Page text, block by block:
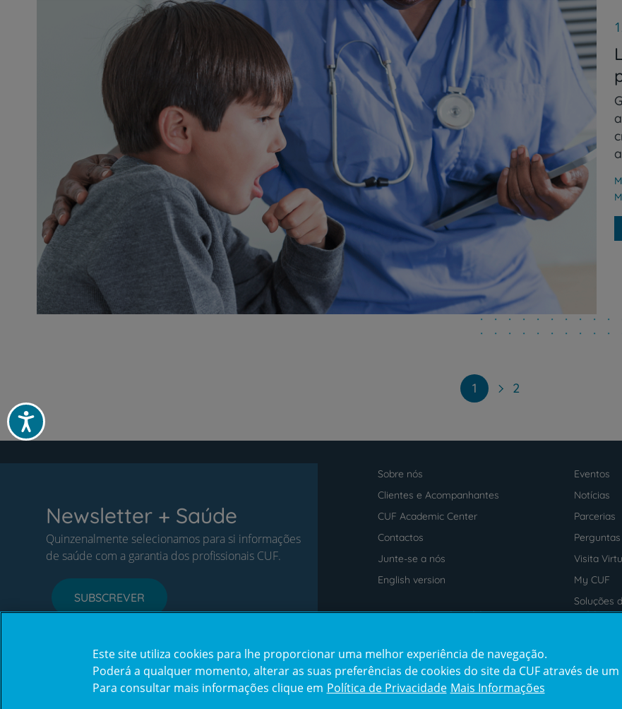
Acessibilidade
1 2
Newsletter + Saúde
Quinzenalmente selecionamos para si informações
de saúde com a garantia dos profissionais CUF.
SUBSCREVER
footer
Sobre nós
Eventos
Clientes e Acompanhantes
Notícias
CUF Academic Center
Parcerias
Contactos
Junte-se a nós
Visita
English version
My CUF
Intermediação de Crédito
Soluções
saúde
Prémios
award4
Este site utiliza cookies para lhe proporcionar uma melhor experiência de navegação.
Poderá a qualquer momento, alterar as suas preferências de cookies do site da CUF através de
Para consultar mais informações clique em Política de Privacidade Mais Informações